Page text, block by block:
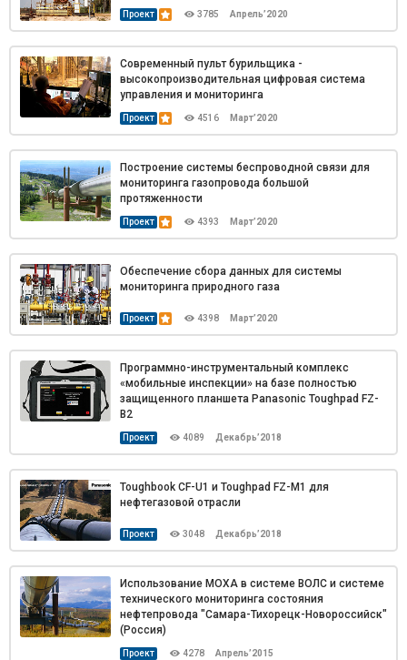
Проект 3785 Апрель’2020
Проект 4516 Март’2020
Современный пульт бурильщика -
высокопроизводительная цифровая система
управления и мониторинга
Проект 4393 Март’2020
Построение системы беспроводной связи для
мониторинга газопровода большой
протяженности
Проект 4398 Март’2020
Обеспечение сбора данных для системы
мониторинга природного газа
Проект 4089 Декабрь’2018
Программно-инструментальный комплекс
«мобильные инспекции» на базе полностью
защищенного планшета Panasonic Toughpad FZ-
B2
Проект 3048 Декабрь’2018
Toughbook CF-U1 и Toughpad FZ-M1 для
нефтегазовой отрасли
Проект 4278 Апрель’2015
Использование MOXA в системе ВОЛС и системе
технического мониторинга состояния
нефтепровода "Самара-Тихорецк-Новороссийск"
(Россия)